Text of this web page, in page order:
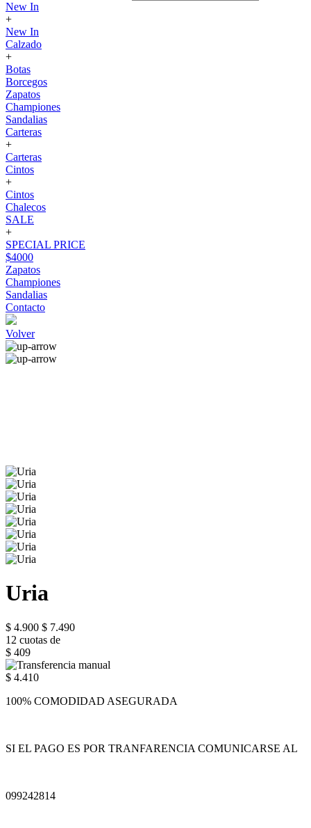
New In
+
New In
Calzado
+
Botas
Borcegos
Zapatos
Championes
Sandalias
Carteras
+
Carteras
Cintos
+
Cintos
Chalecos
SALE
+
SPECIAL PRICE
$4000
Zapatos
Championes
Sandalias
Contacto
Volver
Uria
$ 4.900 $ 7.490
12 cuotas de
$ 409
$ 4.410
100% COMODIDAD ASEGURADA
SI EL PAGO ES POR TRANFARENCIA COMUNICARSE AL
099242814